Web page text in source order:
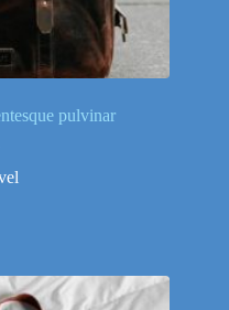
pulvinar